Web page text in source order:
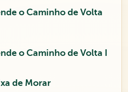
o Caminho de Volta
o Caminho de Volta I
de Morar